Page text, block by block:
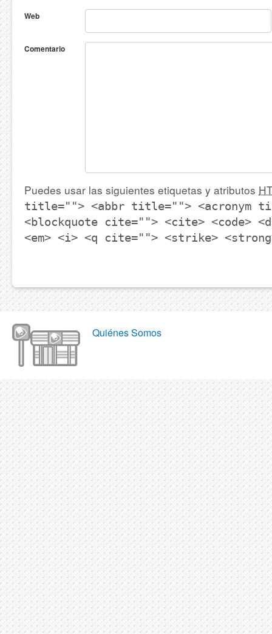
Web
Comentario
Puedes usar las siguientes etiquetas y atributos
title=""> <abbr title=""> <acronym
<blockquote cite=""> <cite> <code>
<em> <i> <q cite=""> <strike>
Quiénes Somos